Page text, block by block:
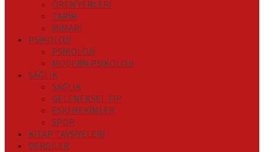
ÖREN YERLERİ
TARİH
MİMARİ
PSİKOLOJİ
PSİKOLOJİ
MODERN PSİKOLOJİ
SAĞLIK
SAĞLIK
GELENEKSEL TIP
ESKİ HEKİMLER
SPOR
KİTAP TAVSİYELERİ
DERGİLER